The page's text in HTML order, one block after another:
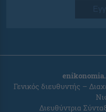
Γενικός διευθυντής –
Διευθύντρια